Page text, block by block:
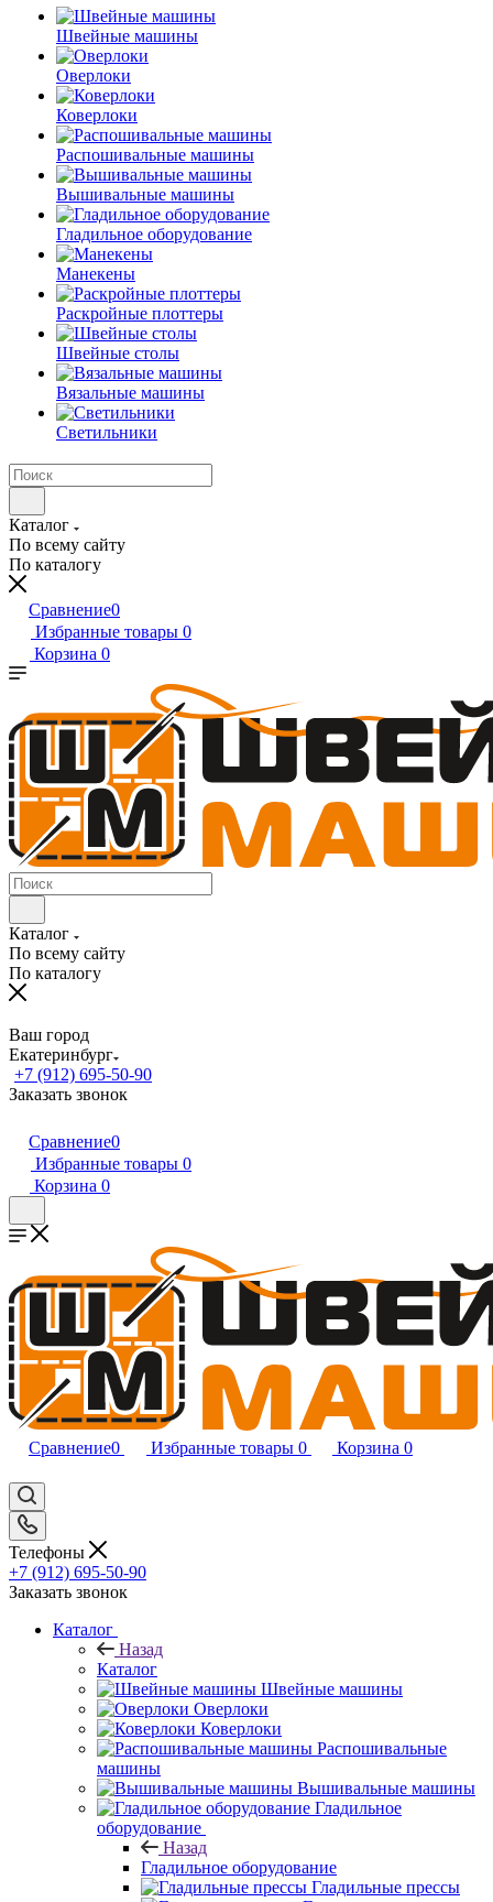
Швейные машины
Оверлоки
Коверлоки
Распошивальные машины
Вышивальные машины
Гладильное оборудование
Манекены
Раскройные плоттеры
Швейные столы
Вязальные машины
Светильники
Каталог
По всему сайту
По каталогу
Сравнение0
Избранные товары 0
Корзина 0
Каталог
По всему сайту
По каталогу
Ваш город
Екатеринбург
+7 (912) 695-50-90
Заказать звонок
Сравнение0
Избранные товары 0
Корзина 0
Сравнение0 Избранные товары 0 Корзина 0
Телефоны
+7 (912) 695-50-90
Заказать звонок
Каталог
Назад
Каталог
Швейные машины
Оверлоки
Коверлоки
Распошивальные
машины
Вышивальные машины
Гладильное
оборудование
Назад
Гладильное оборудование
Гладильные прессы